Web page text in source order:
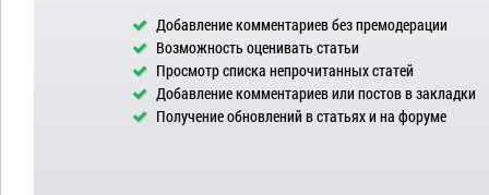
Добавление комментариев без премодерации
Возможность оценивать статьи
Просмотр списка непрочитанных статей
Добавление комментариев или постов в закладки
Получение обновлений в статьях и на форуме